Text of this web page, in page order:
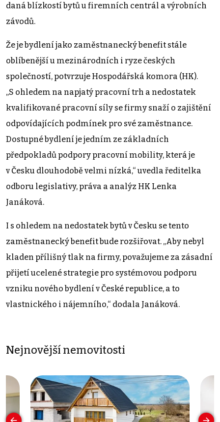
daná blízkostí bytů u firemních centrál a výrobních
závodů.
Že je bydlení jako zaměstnanecký benefit stále
oblíbenější u mezinárodních i ryze českých
společností, potvrzuje Hospodářská komora (HK).
„S ohledem na napjatý pracovní trh a nedostatek
kvalifikované pracovní síly se firmy snaží o zajištění
odpovídajících podmínek pro své zaměstnance.
Dostupné bydlení je jedním ze základních
předpokladů podpory pracovní mobility, která je
v Česku dlouhodobě velmi nízká,“ uvedla ředitelka
odboru legislativy, práva a analýz HK Lenka
Janáková.
I s ohledem na nedostatek bytů v Česku se tento
zaměstnanecký benefit bude rozšiřovat. „Aby nebyl
kladen přílišný tlak na firmy, považujeme za zásadní
přijetí ucelené strategie pro systémovou podporu
vzniku nového bydlení v České republice, a to
vlastnického i nájemního,“ dodala Janáková.
Nejnovější nemovitosti